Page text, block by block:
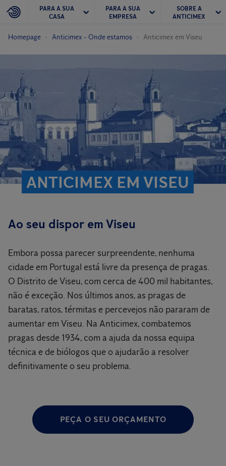
PARA A SUA
CASA
PARA A SUA
EMPRESA
SOBRE A
ANTICIMEX
Homepage Anticimex - Onde estamos Anticimex em Viseu
ANTICIMEX EM VISEU
Ao seu dispor em Viseu
Embora possa parecer surpreendente, nenhuma
cidade em Portugal está livre da presença de pragas.
O Distrito de Viseu, com cerca de 400 mil habitantes,
não é exceção. Nos últimos anos, as pragas de
baratas, ratos, térmitas e percevejos não pararam de
aumentar em Viseu. Na Anticimex, combatemos
pragas desde 1934, com a ajuda da nossa equipa
técnica e de biólogos que o ajudarão a resolver
definitivamente o seu problema.
PEÇA O SEU ORÇAMENTO